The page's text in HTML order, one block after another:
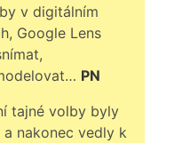
v digitálním
Google Lens
PN
tajné volby byly
nakonec vedly k